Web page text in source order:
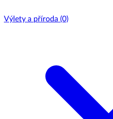
Výlety a příroda (0)